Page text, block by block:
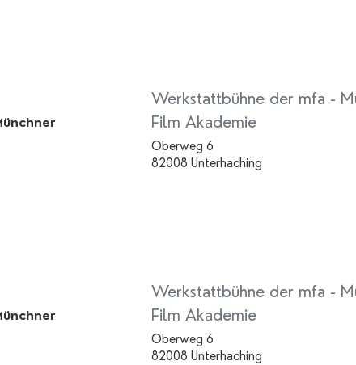
Werkstattbühne der mfa -
Film Akademie
Oberweg 6
82008 Unterhaching
Werkstattbühne der mfa -
Film Akademie
Oberweg 6
82008 Unterhaching